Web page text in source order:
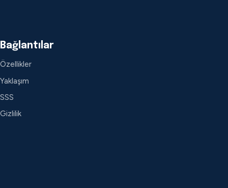
Bağlantılar
Özellikler
Yaklaşım
SSS
Gizlilik